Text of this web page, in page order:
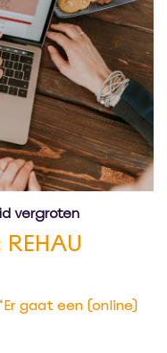
vergroten
gaat een (online)